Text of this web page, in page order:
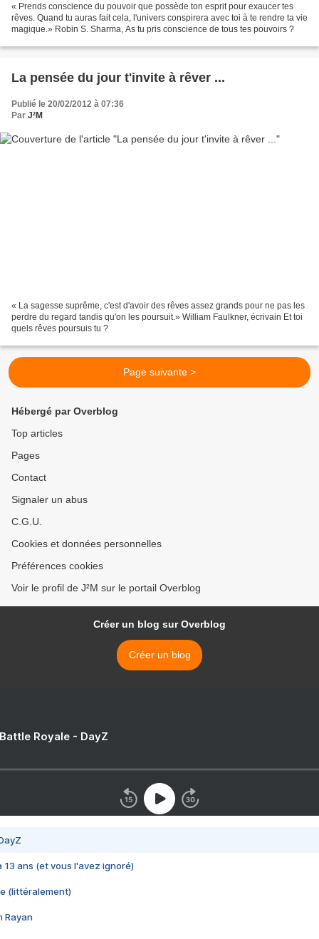
« Prends conscience du pouvoir que possède ton esprit pour exaucer tes
rêves. Quand tu auras fait cela, l'univers conspirera avec toi à te rendre ta vie
magique.» Robin S. Sharma, As tu pris conscience de tous tes pouvoirs ?
La pensée du jour t'invite à rêver ...
Publié le 20/02/2012 à 07:36
Par J²M
« La sagesse suprême, c'est d'avoir des rêves assez grands pour ne pas les
perdre du regard tandis qu'on les poursuit.» William Faulkner, écrivain Et toi
quels rêves poursuis tu ?
Page suivante >
Hébergé par Overblog
Top articles
Pages
Contact
Signaler un abus
C.G.U.
Cookies et données personnelles
Préférences cookies
Voir le profil de J²M sur le portail Overblog
Créer un blog sur Overblog
Créer un blog
Royale - DayZ
13 ans (et vous l'avez ignoré)
(littéralement)
Rayan